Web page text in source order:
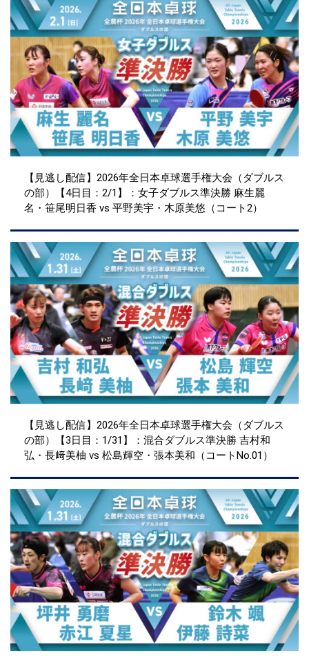
【見逃し配信】2026年全日本卓球選手権大会（ダブルス
の部）【4日目：2/1】：女子ダブルス準決勝 麻生麗
名・笹尾明日香 vs 平野美宇・木原美悠（コート2）
【見逃し配信】2026年全日本卓球選手権大会（ダブルス
の部）【3日目：1/31】：混合ダブルス準決勝 吉村和
弘・長﨑美柚 vs 松島輝空・張本美和（コートNo.01）